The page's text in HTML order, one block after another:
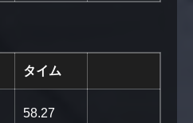
タイム
https://youtu.be/
58.27